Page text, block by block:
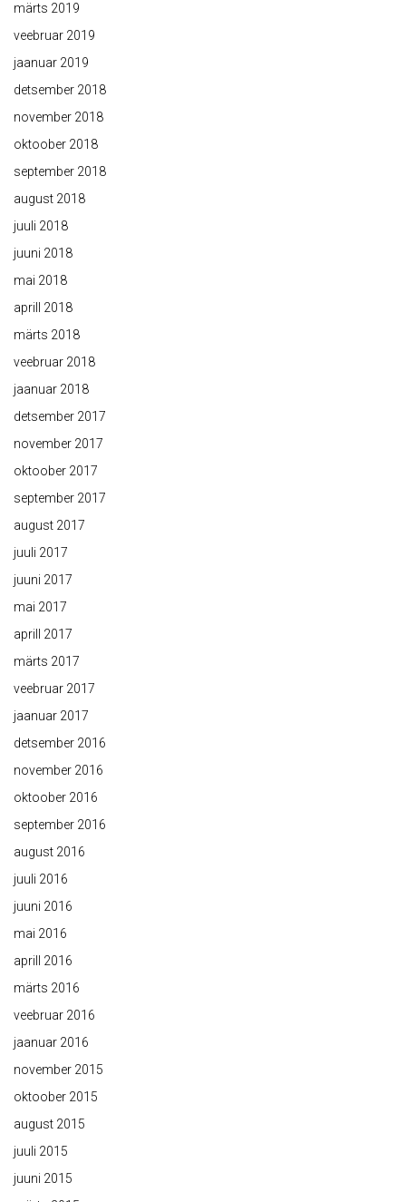
märts 2019
veebruar 2019
jaanuar 2019
detsember 2018
november 2018
oktoober 2018
september 2018
august 2018
juuli 2018
juuni 2018
mai 2018
aprill 2018
märts 2018
veebruar 2018
jaanuar 2018
detsember 2017
november 2017
oktoober 2017
september 2017
august 2017
juuli 2017
juuni 2017
mai 2017
aprill 2017
märts 2017
veebruar 2017
jaanuar 2017
detsember 2016
november 2016
oktoober 2016
september 2016
august 2016
juuli 2016
juuni 2016
mai 2016
aprill 2016
märts 2016
veebruar 2016
jaanuar 2016
november 2015
oktoober 2015
august 2015
juuli 2015
juuni 2015